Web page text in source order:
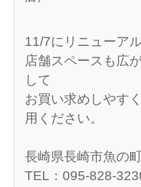
11/7にリニューア
店舗スペースも広
して
お買い求めしやす
用ください。
長崎県長崎市魚の
TEL：095-828-